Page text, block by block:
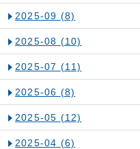
2025-09 (8)
2025-08 (10)
2025-07 (11)
2025-06 (8)
2025-05 (12)
2025-04 (6)